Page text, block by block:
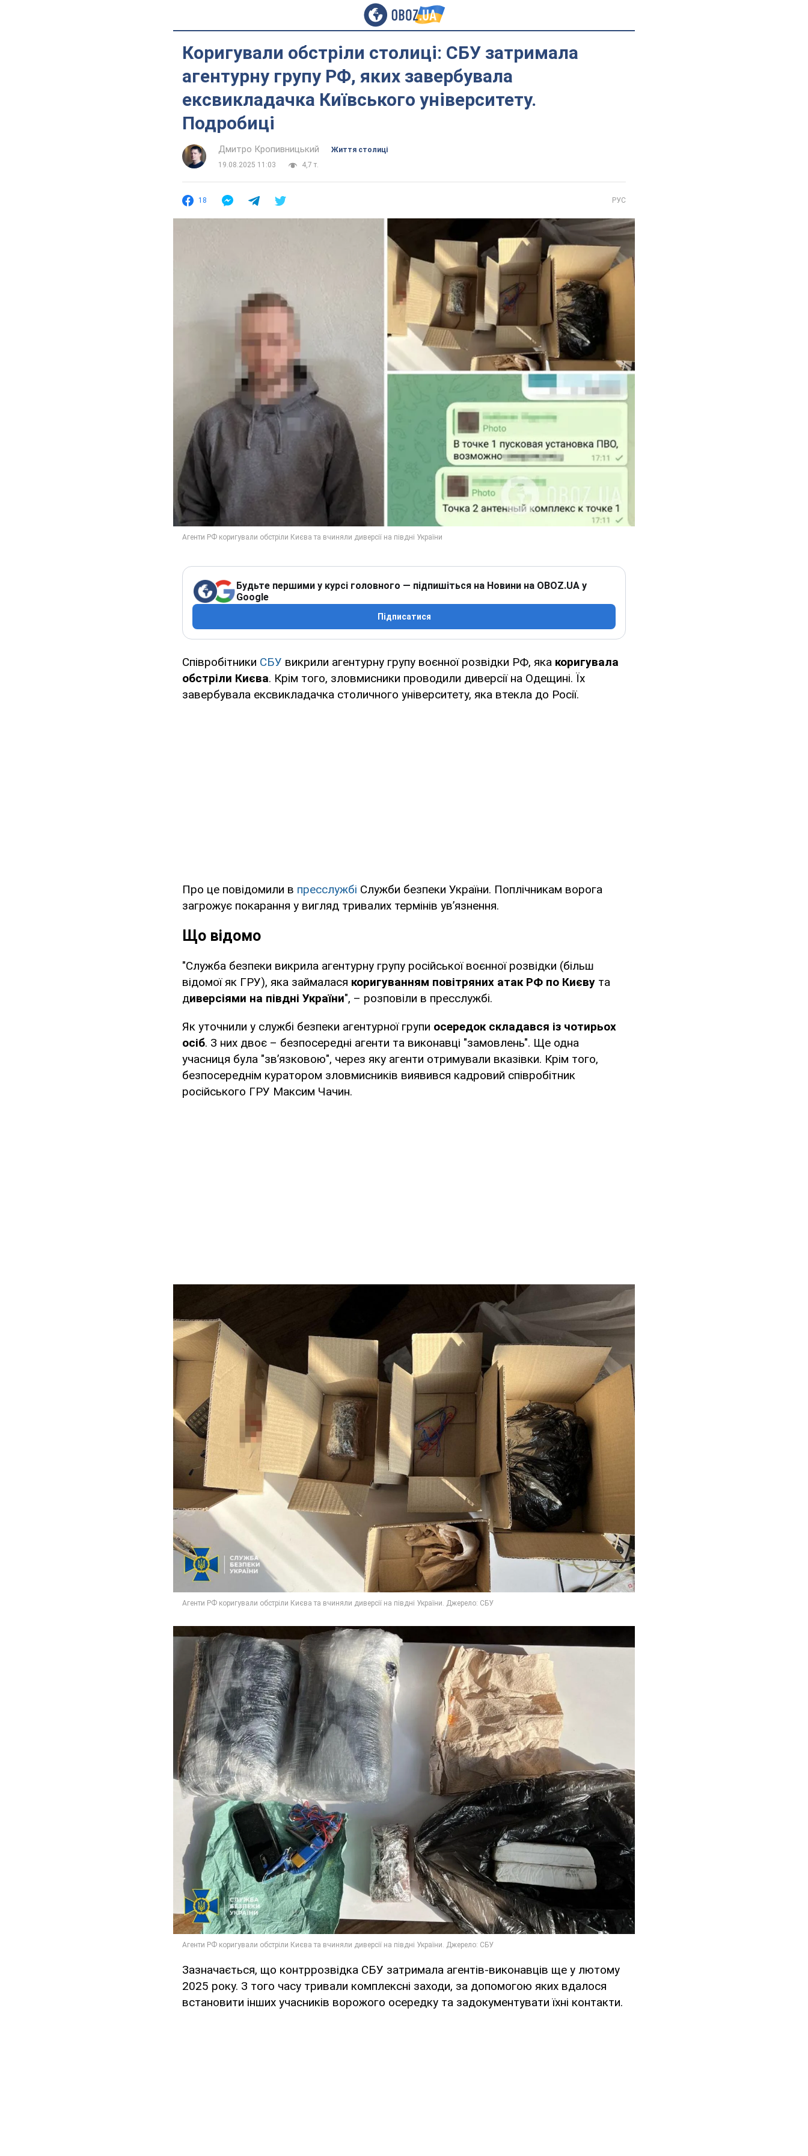
Коригували обстріли столиці: СБУ затримала
агентурну групу РФ, яких завербувала
ексвикладачка Київського університету.
Подробиці
Дмитро Кропивницький
Життя столиці
19.08.2025 11:03
4,7 т.
18 РУС
Будьте першими у курсі головного — підпишіться на Новини на OBOZ.UA у
Google
Підписатися
Співробітники СБУ викрили агентурну групу воєнної розвідки РФ, яка коригувала
обстріли Києва. Крім того, зловмисники проводили диверсії на Одещині. Їх
завербувала ексвикладачка столичного університету, яка втекла до Росії.
Про це повідомили в пресслужбі Служби безпеки України. Поплічникам ворога
загрожує покарання у вигляд тривалих термінів ув’язнення.
Що відомо
"Служба безпеки викрила агентурну групу російської воєнної розвідки (більш
відомої як ГРУ), яка займалася коригуванням повітряних атак РФ по Києву та
диверсіями на півдні України", – розповіли в пресслужбі.
Як уточнили у службі безпеки агентурної групи осередок складався із чотирьох
осіб. З них двоє – безпосередні агенти та виконавці "замовлень". Ще одна
учасниця була "зв’язковою", через яку агенти отримували вказівки. Крім того,
безпосереднім куратором зловмисників виявився кадровий співробітник
російського ГРУ Максим Чачин.
Зазначається, що контррозвідка СБУ затримала агентів-виконавців ще у лютому
2025 року. З того часу тривали комплексні заходи, за допомогою яких вдалося
встановити інших учасників ворожого осередку та задокументувати їхні контакти.